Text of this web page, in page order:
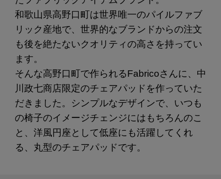
和歌山県高野口町は世界唯一のパイルファブ
リック産地で、世界的なブランドからの注文
も後を絶たないクオリティの高さを持ってい
ます。
そんな高野口町で作られるFabricoさんに、中
川政七商店限定のチェアパッドを作っていた
だきました。シンプルなデザインで、いつも
の椅子のイメージチェンジにはもちろんのこ
と、洋風円座として低座にも活躍してくれ
る、丸型のチェアパッドです。